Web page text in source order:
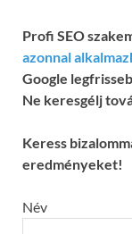
Profi SEO
azonnal
Google
Ne keresgélj
Keress
eredményeket!
Név